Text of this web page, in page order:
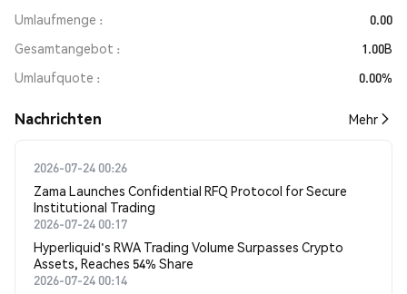
Umlaufmenge
0.00
Gesamtangebot
1.00B
Umlaufquote
0.00%
Nachrichten Mehr
2026-07-24 00:26
Zama Launches Confidential RFQ Protocol for Secure
Institutional Trading
2026-07-24 00:17
Hyperliquid's RWA Trading Volume Surpasses Crypto
Assets, Reaches 54% Share
2026-07-24 00:14